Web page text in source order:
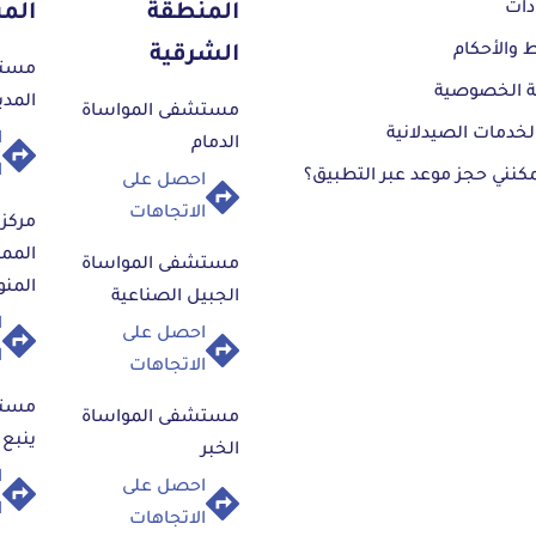
خضع
وقد
وفي
والأحكام
الخصوصية
الصيدلانية
حجز موعد عبر التطبيق؟
المنطقة
الشرقية
مستشفى المواساة
الدمام
احصل على
الاتجاهات
مستشفى المواساة
الجبيل الصناعية
احصل على
الاتجاهات
مستشفى المواساة
الخبر
احصل على
الاتجاهات
ينبع